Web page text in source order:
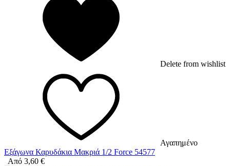
Delete from wishlist
Αγαπημένο
Εξάγωνα Καρυδάκια Μακριά 1/2 Force 54577
Από 3,60 €